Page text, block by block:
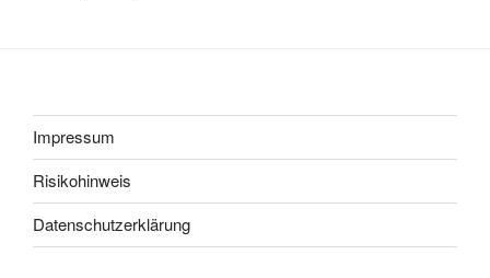
Impressum
Risikohinweis
Datenschutzerklärung